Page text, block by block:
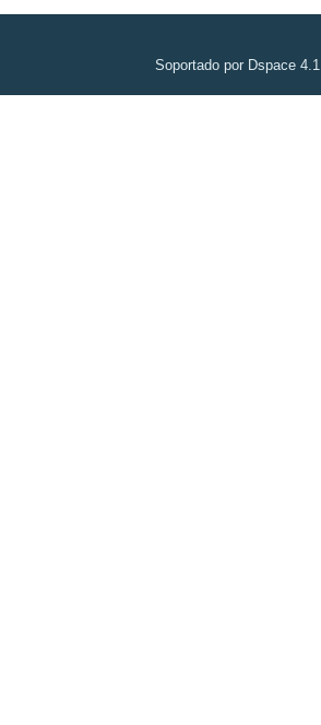
Soportado por Dspace 4.1